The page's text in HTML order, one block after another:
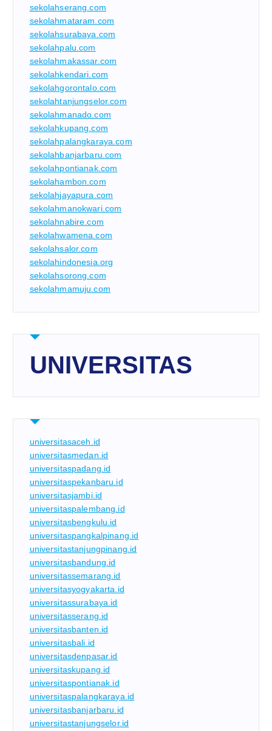
sekolahserang.com
sekolahmataram.com
sekolahsurabaya.com
sekolahpalu.com
sekolahmakassar.com
sekolahkendari.com
sekolahgorontalo.com
sekolahtanjungselor.com
sekolahmanado.com
sekolahkupang.com
sekolahpalangkaraya.com
sekolahbanjarbaru.com
sekolahpontianak.com
sekolahambon.com
sekolahjayapura.com
sekolahmanokwari.com
sekolahnabire.com
sekolahwamena.com
sekolahsalor.com
sekolahindonesia.org
sekolahsorong.com
sekolahmamuju.com
UNIVERSITAS
universitasaceh.id
universitasmedan.id
universitaspadang.id
universitaspekanbaru.id
universitasjambi.id
universitaspalembang.id
universitasbengkulu.id
universitaspangkalpinang.id
universitastanjungpinang.id
universitasbandung.id
universitassemarang.id
universitasyogyakarta.id
universitassurabaya.id
universitasserang.id
universitasbanten.id
universitasbali.id
universitasdenpasar.id
universitaskupang.id
universitaspontianak.id
universitaspalangkaraya.id
universitasbanjarbaru.id
universitastanjungselor.id